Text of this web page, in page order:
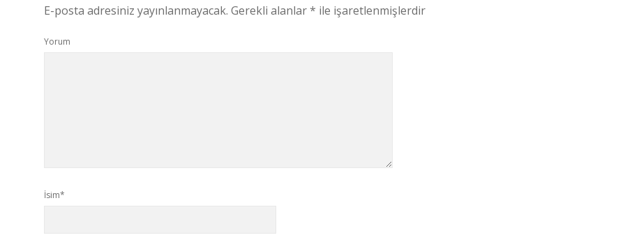
E-posta adresiniz yayınlanmayacak. Gerekli alanlar* ile işaretlenmişlerdir
Yorum
İsim*